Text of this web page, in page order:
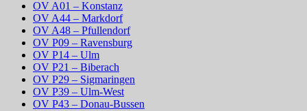
OV A01 – Konstanz
OV A44 – Markdorf
OV A48 – Pfullendorf
OV P09 – Ravensburg
OV P14 – Ulm
OV P21 – Biberach
OV P29 – Sigmaringen
OV P39 – Ulm-West
OV P43 – Donau-Bussen